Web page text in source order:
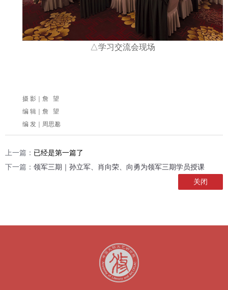
△学习交流会现场
摄 影｜詹 望
编 辑｜詹 望
编 发｜周思邈
上一篇： 已经是第一篇了
下一篇： 领军三期｜孙立军、肖向荣、向勇为领军三期学员授课
关闭